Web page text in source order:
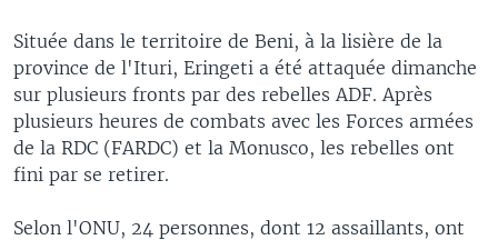
Située dans le territoire de Beni, à la lisière de la
province de l'Ituri, Eringeti a été attaquée dimanche
sur plusieurs fronts par des rebelles ADF. Après
plusieurs heures de combats avec les Forces armées
de la RDC (FARDC) et la Monusco, les rebelles ont
fini par se retirer.
Selon l'ONU, 24 personnes, dont 12 assaillants, ont